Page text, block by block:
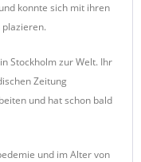
konnte sich mit ihren
Stockholm zur Welt. Ihr
Zeitung
und hat schon bald
und im Alter von